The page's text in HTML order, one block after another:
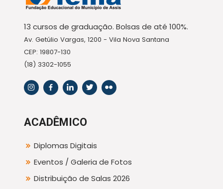
13 cursos de graduação. Bolsas de até 100%.
Av. Getúlio Vargas, 1200 - Vila Nova Santana
CEP: 19807-130
(18) 3302-1055
ACADÊMICO
Diplomas Digitais
Eventos / Galeria de Fotos
Distribuição de Salas 2026